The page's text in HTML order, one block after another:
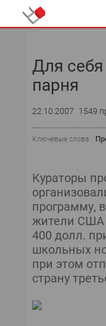
Для себя
парня
22.10.2007 1549
Ключевые слова :
Кураторы
программу,
жители США
400 долл.
школьных
при этом
страну